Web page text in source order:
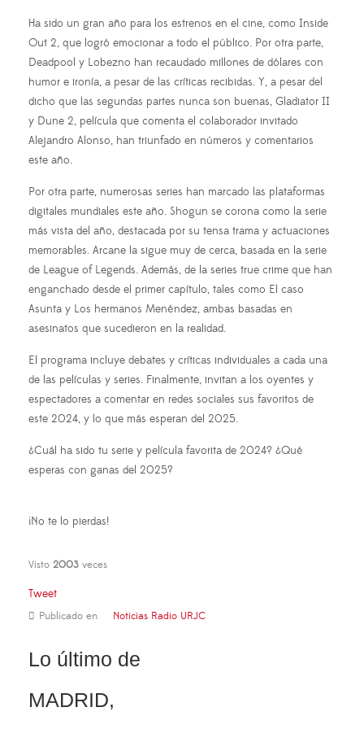
Ha sido un gran año para los estrenos en el cine, como Inside
Out 2, que logró emocionar a todo el público. Por otra parte,
Deadpool y Lobezno han recaudado millones de dólares con
humor e ironía, a pesar de las críticas recibidas. Y, a pesar del
dicho que las segundas partes nunca son buenas, Gladiator II
y Dune 2, película que comenta el colaborador invitado
Alejandro Alonso, han triunfado en números y comentarios
este año.
Por otra parte, numerosas series han marcado las plataformas
digitales mundiales este año. Shogun se corona como la serie
más vista del año, destacada por su tensa trama y actuaciones
memorables. Arcane la sigue muy de cerca, basada en la serie
de League of Legends. Además, de la series true crime que han
enganchado desde el primer capítulo, tales como El caso
Asunta y Los hermanos Menéndez, ambas basadas en
asesinatos que sucedieron en la realidad.
El programa incluye debates y críticas individuales a cada una
de las películas y series. Finalmente, invitan a los oyentes y
espectadores a comentar en redes sociales sus favoritos de
este 2024, y lo que más esperan del 2025.
¿Cuál ha sido tu serie y película favorita de 2024? ¿Qué
esperas con ganas del 2025?
¡No te lo pierdas!
Visto 2003 veces
Tweet
Publicado en Noticias Radio URJC
Lo último de
MADRID,